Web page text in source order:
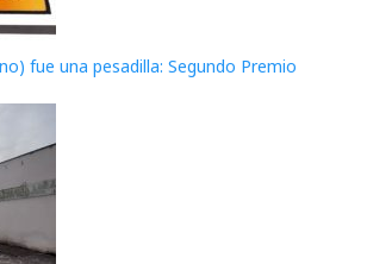
fue una pesadilla: Segundo Premio